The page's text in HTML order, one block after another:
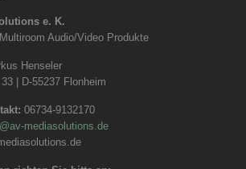
e. K.
Audio/Video Produkte
Henseler
| D-55237 Flonheim
06734-9132170
mediasolutions.de